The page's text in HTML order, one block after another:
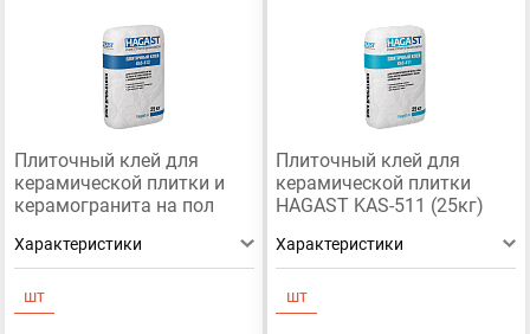
Плиточный клей для
керамической плитки и
керамогранита на пол
Характеристики
шт
Плиточный клей для
керамической плитки
HAGAST KAS-511 (25кг)
Характеристики
шт